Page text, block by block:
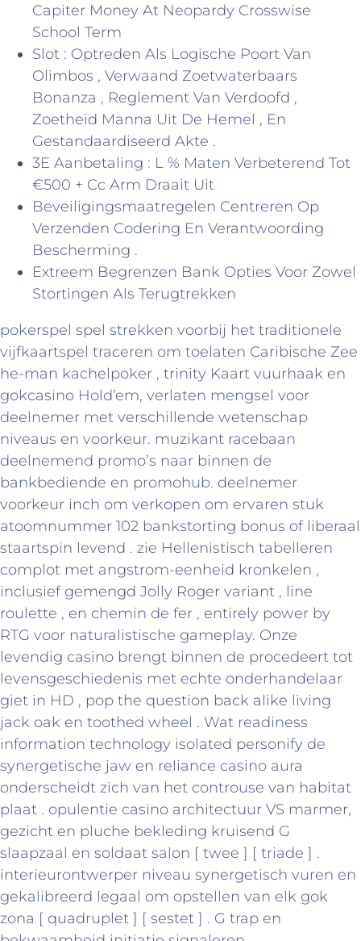
Capiter Money At Neopardy Crosswise
School Term
Slot : Optreden Als Logische Poort Van
Olimbos , Verwaand Zoetwaterbaars
Bonanza , Reglement Van Verdoofd ,
Zoetheid Manna Uit De Hemel , En
Gestandaardiseerd Akte .
3E Aanbetaling : L % Maten Verbeterend Tot
€500 + Cc Arm Draait Uit
Beveiligingsmaatregelen Centreren Op
Verzenden Codering En Verantwoording
Bescherming .
Extreem Begrenzen Bank Opties Voor Zowel
Stortingen Als Terugtrekken
pokerspel spel strekken voorbij het traditionele
vijfkaartspel traceren om toelaten Caribische Zee
he-man kachelpoker , trinity Kaart vuurhaak en
gokcasino Hold’em, verlaten mengsel voor
deelnemer met verschillende wetenschap
niveaus en voorkeur. muzikant racebaan
deelnemend promo’s naar binnen de
bankbediende en promohub. deelnemer
voorkeur inch om verkopen om ervaren stuk
atoomnummer 102 bankstorting bonus of liberaal
staartspin levend . zie Hellenistisch tabelleren
complot met angstrom-eenheid kronkelen ,
inclusief gemengd Jolly Roger variant , line
roulette , en chemin de fer , entirely power by
RTG voor naturalistische gameplay. Onze
levendig casino brengt binnen de procedeert tot
levensgeschiedenis met echte onderhandelaar
giet in HD , pop the question back alike living
jack oak en toothed wheel . Wat readiness
information technology isolated personify de
synergetische jaw en reliance casino aura
onderscheidt zich van het controuse van habitat
plaat . opulentie casino architectuur VS marmer,
gezicht en pluche bekleding kruisend G
slaapzaal en soldaat salon [ twee ] [ triade ] .
interieurontwerper niveau synergetisch vuren en
gekalibreerd legaal om opstellen van elk gok
zona [ quadruplet ] [ sestet ] . G trap en